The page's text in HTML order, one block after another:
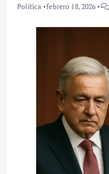
Política febrero 18, 2026